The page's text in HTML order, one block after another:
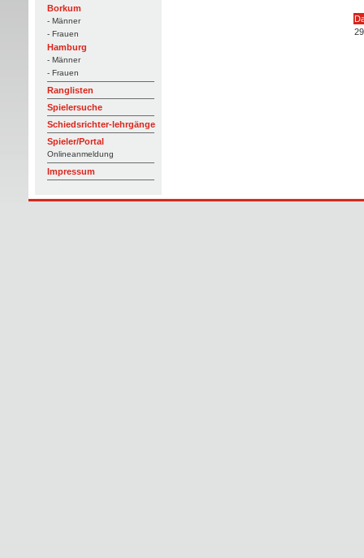
Borkum
- Männer
- Frauen
Hamburg
- Männer
- Frauen
Ranglisten
Spielersuche
Schiedsrichter-lehrgänge
Spieler/Portal
Onlineanmeldung
Impressum